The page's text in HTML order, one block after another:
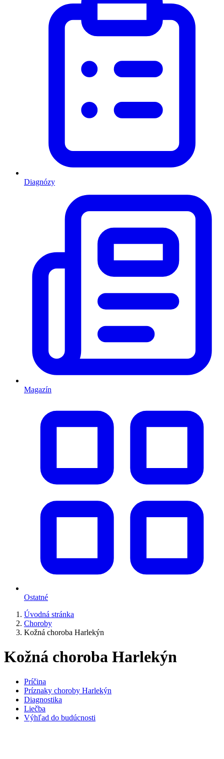
Diagnózy
Magazín
Ostatné
Úvodná stránka
Choroby
Kožná choroba Harlekýn
Kožná choroba Harlekýn
Príčina
Príznaky choroby Harlekýn
Diagnostika
Liečba
Výhľad do budúcnosti